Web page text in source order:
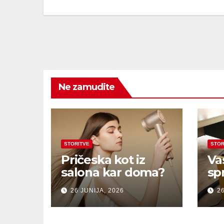
Ne zamudite
STORITVE
Pričeska kot iz
salona kar doma?
26 JUNIJA, 2026